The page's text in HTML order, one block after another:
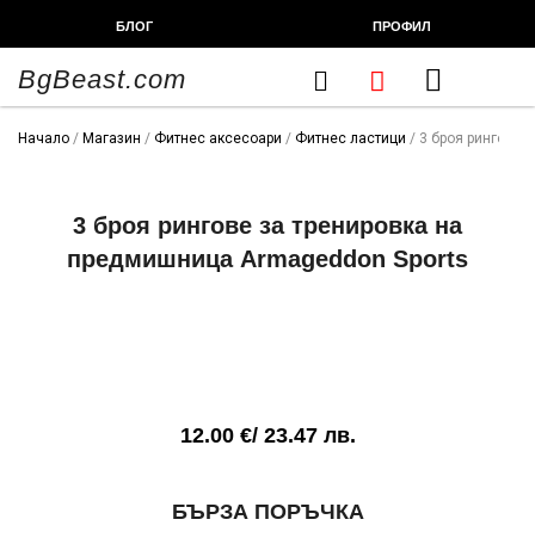
БЛОГ ПРОФИЛ
BgBeast.com Cart
Начало / Магазин / Фитнес аксесоари / Фитнес ластици / 3 броя рингове
3 броя рингове за тренировка на
предмишница Armageddon Sports
12.00 €/ 23.47 лв.
БЪРЗА ПОРЪЧКА